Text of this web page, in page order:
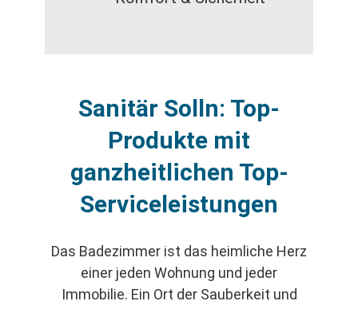
Sanitär Solln: Top-
Produkte mit
ganzheitlichen Top-
Serviceleistungen
Das Badezimmer ist das heimliche Herz
einer jeden Wohnung und jeder
Immobilie. Ein Ort der Sauberkeit und